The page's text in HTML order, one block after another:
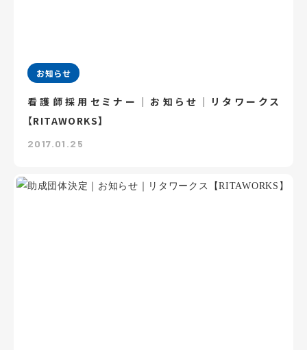
お知らせ
看護師採用セミナー｜お知らせ｜リタワークス
【RITAWORKS】
2017.01.25